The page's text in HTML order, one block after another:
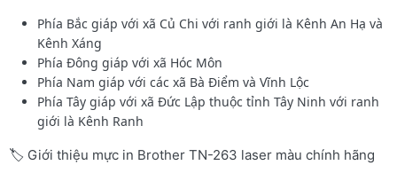
Phía Bắc giáp với xã Củ Chi với ranh giới là Kênh An Hạ và
Kênh Xáng
Phía Đông giáp với xã Hóc Môn
Phía Nam giáp với các xã Bà Điểm và Vĩnh Lộc
Phía Tây giáp với xã Đức Lập thuộc tỉnh Tây Ninh với ranh
giới là Kênh Ranh
🏷️ Giới thiệu mực in Brother TN-263 laser màu chính hãng